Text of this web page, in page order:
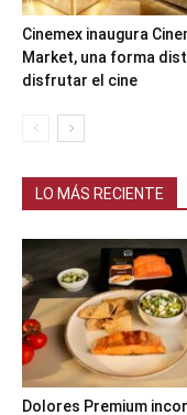
Cinemex inaugura
Market, una forma
disfrutar el cine
LO MÁS RECIENTE
Dolores Premium